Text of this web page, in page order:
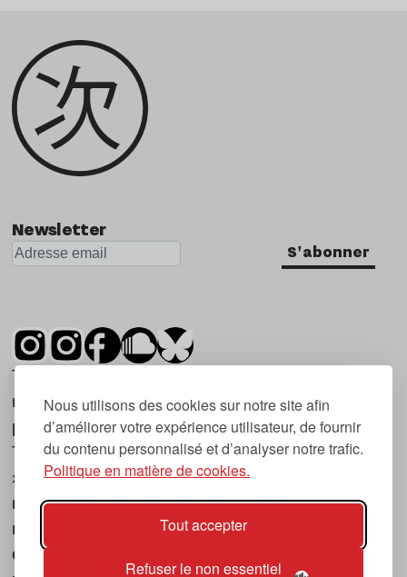
Nous utilisons des cookies sur notre site afin
d’améliorer votre expérience utilisateur, de fournir
du contenu personnalisé et d’analyser notre trafic.
Politique en matière de cookies.
Tout accepter
Refuser le non essentiel
Newsletter
S'abonner
Tsugi est un mensuel indépendant sur la
musique et les nouvelles tendances, dont la
première parution date de 2007.
Tsugi en japonais signifie « prochain », « suivant
», ce qui correspond à la thématique du
magazine, à l’affût des nouvelles tendances
musicales, qu’elles viennent de la musique
électronique, du rock ou du hip hop, et des